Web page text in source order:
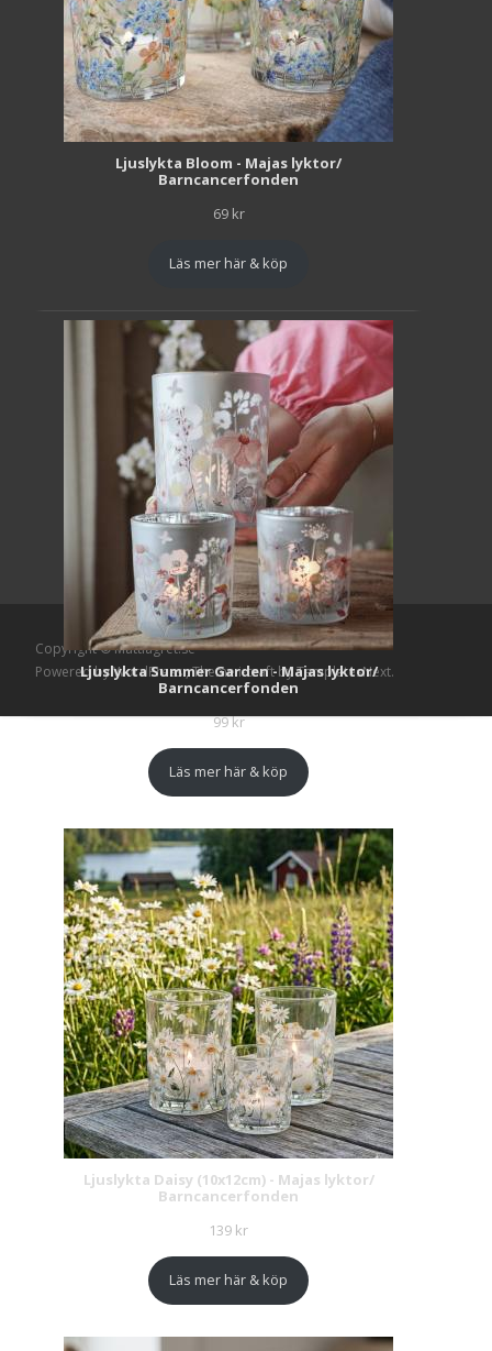
Ljuslykta Bloom - Majas lyktor/
Barncancerfonden
69 kr
Läs mer här & köp
Ljuslykta Summer Garden - Majas lyktor/
Barncancerfonden
99kr
Läs mer här & köp
Ljuslykta Daisy (10x12cm) - Majas lyktor/
Barncancerfonden
139 kr
Läs mer här & köp
Copyright © Mattlagret.se
Powered by WordPress, Themei-craftby TemplatesNext.